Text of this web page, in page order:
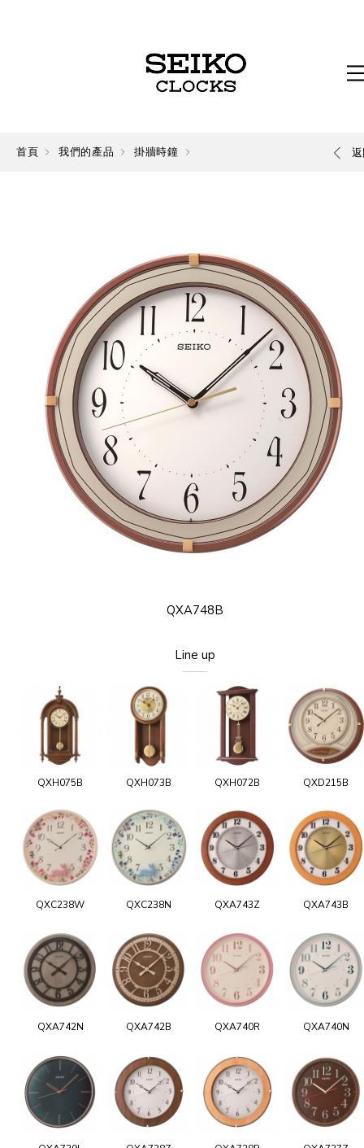
首頁 我們的產品 掛牆時鐘
QXA748B
Line up
QXH075B QXH073B QXH072B QXD215B
QXC238W QXC238N QXA743Z QXA743B
QXA742N QXA742B QXA740R QXA740N